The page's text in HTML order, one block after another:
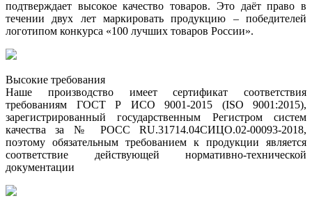
подтверждает высокое качество товаров. Это даёт право в
течении двух лет маркировать продукцию – победителей
логотипом конкурса «100 лучших товаров России».
Высокие требования
Наше производство имеет сертификат соответствия
требованиям ГОСТ Р ИСО 9001-2015 (ISO 9001:2015),
зарегистрированный государственным Регистром систем
качества за № РОСС RU.31714.04СИЦО.02-00093-2018,
поэтому обязательным требованием к продукции является
соответствие действующей нормативно-технической
документации